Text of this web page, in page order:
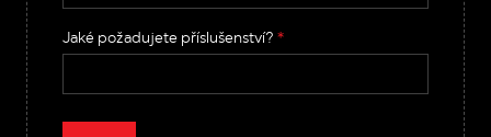
Jaké požadujete příslušenství?*